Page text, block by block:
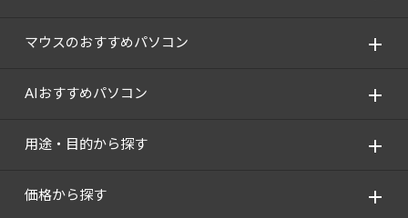
マウスのおすすめパソコン
AIおすすめパソコン
用途・目的から探す
価格から探す